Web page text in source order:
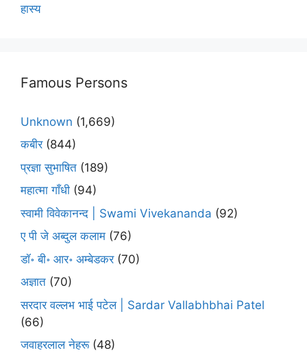
हास्य
Famous Persons
Unknown (1,669)
कबीर(844)
प्रज्ञा सुभाषित (189)
महात्मा गाँधी (94)
स्वामी विवेकानन्द | Swami Vivekananda (92)
ए पी जे अब्दुल कलाम (76)
डॉ॰ बी॰ आर॰ अम्बेडकर(70)
अज्ञात (70)
सरदार वल्लभ भाई पटेल | Sardar Vallabhbhai Patel
(66)
जवाहरलाल नेहरू(48)